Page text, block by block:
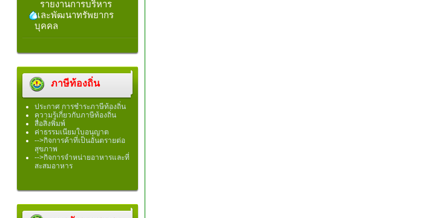
รายงานการบริหาร
และพัฒนาทรัพยากร
บุคคล
ภาษีท้องถิ่น
ประกาศ การชำระภาษีท้องถิ่น
ความรู้เกี่ยวกับภาษีท้องถิ่น
สื่อสิ่งพิมพ์
ค่าธรรมเนียมใบอนุญาต
-->กิจการค้าที่เป็นอันตรายต่อ
สุขภาพ
-->กิจการจำหน่ายอาหารและที่
สะสมอาหาร